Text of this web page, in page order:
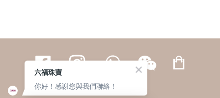
繁體 | 簡体
六福珠寶
你好！感謝您與我們聯絡！